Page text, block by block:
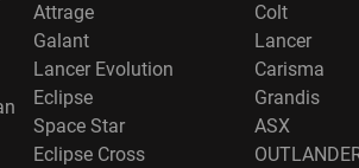
Attrage
Colt
Galant
Lancer
Lancer Evolution
Carisma
Eclipse
Grandis
Space Star
ASX
Eclipse Cross